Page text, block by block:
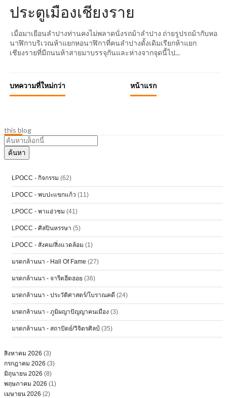
ประตูเมืองเชียงราย
เมื่อมาเยือนลำปางท่านคงไม่พลาดนั่งรถม้าลำปาง ถ่ายรูปรถม้ากับหอ
นาฬิกาบริเวณห้าแยกหอนาฬิกาที่คนลำปางดั้งเดิมเรียกห้าแยก
เชียงรายที่มีถนนห้าสายมาบรรจุกันและห่างจากจุดนี้ไป...
บทความที่ใหม่กว่า หน้าแรก
this blog
LPOCC - กิจกรรม (62)
LPOCC - พบปะแขกแก้ว (11)
LPOCC - พาแอ่วชม (41)
LPOCC - ศิลปินหรรษา (5)
LPOCC - สังคม/สิ่งแวดล้อม (1)
มรดกล้านนา - Hall Of Fame (27)
มรดกล้านนา - จารีตฮีตฮอย (36)
มรดกล้านนา - ประวัติศาสตร์/โบราณคดี (24)
มรดกล้านนา - ภูมิผญาปัญญาคนเมือง (3)
มรดกล้านนา - สถาปัตย์/วิจิตรศิลป์ (35)
สิงหาคม 2026 (3)
กรกฎาคม 2026 (3)
มิถุนายน 2026 (8)
พฤษภาคม 2026 (1)
เมษายน 2026 (2)